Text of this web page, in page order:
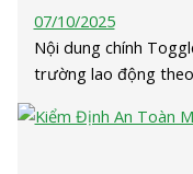
07/10/2025
Nội dung chính
trường lao động